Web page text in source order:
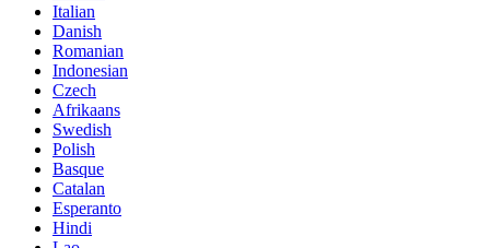
Italian
Danish
Romanian
Indonesian
Czech
Afrikaans
Swedish
Polish
Basque
Catalan
Esperanto
Hindi